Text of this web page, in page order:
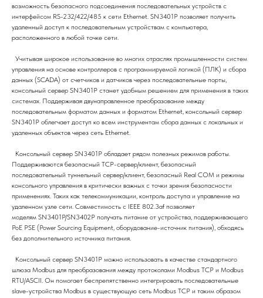
возможность безопасного подсоединения последовательных устройств с
интерфейсом RS-232/422/485 к сети Ethernet. SN3401P позволяет получить
удаленный доступ к последовательным устройствам с компьютера,
расположенного в любой точке сети.
Учитывая широкое использование во многих отраслях промышленности систем
управления на основе контроллеров с программируемой логикой (ПЛК) и сбора
данных (SCADA) от счетчиков и датчиков через последовательные порты,
консольный сервер SN3401P станет удобным решением для применения в таких
системах. Поддерживая двунаправленное преобразование между
последовательным форматом данных и форматом Ethernet, консольный сервер
SN3401P облегчает доступ ко всем инструментам сбора данных с локальных и
удаленных объектов через сеть Ethernet.
Консольный сервер SN3401P обладает рядом полезных режимов работы.
Поддерживаются безопасный TCP-сервер/клиент, безопасный
последовательный туннельный сервер/клиент, безопасный Real COM и режимы
консольного управления в критически важных с точки зрения безопасности
применениях. Таких как телекоммуникации, контроль доступа и управление на
удаленном узле сети. Совместимость с IEEE 802.3af позволяет
моделям SN3401P/SN3402P получать питание от устройства, поддерживающего
PoE PSE (Power Sourcing Equipment, оборудование-источник питания), обходясь
без дополнительного источника питания.
Консольный сервер SN3401P можно использовать в качестве стандартного
шлюза Modbus для преобразования между протоколами Modbus TCP и Modbus
RTU/ASCII. Он помогает беспрепятственно интегрировать последовательные
slave-устройства Modbus в существующую сеть Modbus TCP и таким образом